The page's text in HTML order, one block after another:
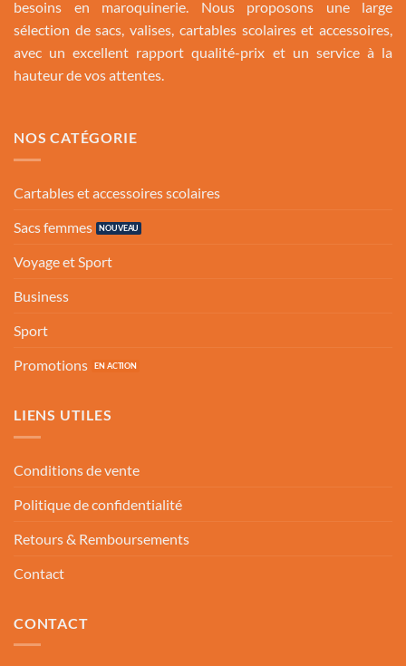
besoins en maroquinerie. Nous proposons une large
sélection de sacs, valises, cartables scolaires et accessoires,
avec un excellent rapport qualité-prix et un service à la
hauteur de vos attentes.
NOS CATÉGORIE
Cartables et accessoires scolaires
Sacs femmes
Voyage et Sport
Business
Sport
Promotions
LIENS UTILES
Conditions de vente
Politique de confidentialité
Retours & Remboursements
Contact
CONTACT